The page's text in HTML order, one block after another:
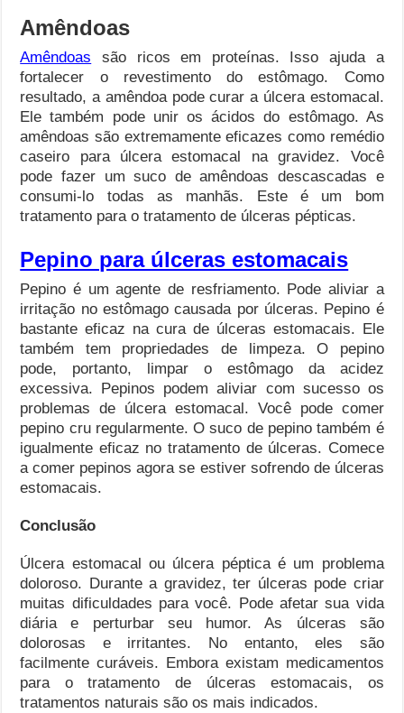
Amêndoas
Amêndoas são ricos em proteínas. Isso ajuda a
fortalecer o revestimento do estômago. Como
resultado, a amêndoa pode curar a úlcera estomacal.
Ele também pode unir os ácidos do estômago. As
amêndoas são extremamente eficazes como remédio
caseiro para úlcera estomacal na gravidez. Você
pode fazer um suco de amêndoas descascadas e
consumi-lo todas as manhãs. Este é um bom
tratamento para o tratamento de úlceras pépticas.
Pepino para úlceras estomacais
Pepino é um agente de resfriamento. Pode aliviar a
irritação no estômago causada por úlceras. Pepino é
bastante eficaz na cura de úlceras estomacais. Ele
também tem propriedades de limpeza. O pepino
pode, portanto, limpar o estômago da acidez
excessiva. Pepinos podem aliviar com sucesso os
problemas de úlcera estomacal. Você pode comer
pepino cru regularmente. O suco de pepino também é
igualmente eficaz no tratamento de úlceras. Comece
a comer pepinos agora se estiver sofrendo de úlceras
estomacais.
Conclusão
Úlcera estomacal ou úlcera péptica é um problema
doloroso. Durante a gravidez, ter úlceras pode criar
muitas dificuldades para você. Pode afetar sua vida
diária e perturbar seu humor. As úlceras são
dolorosas e irritantes. No entanto, eles são
facilmente curáveis. Embora existam medicamentos
para o tratamento de úlceras estomacais, os
tratamentos naturais são os mais indicados.